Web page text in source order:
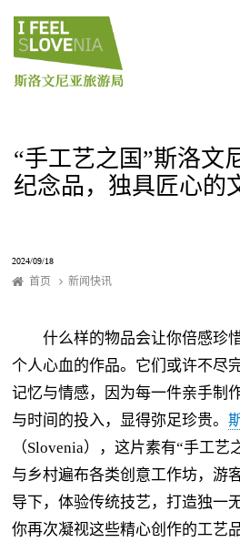
“手工艺之国”斯洛文
纪念品，独具匠心的
2024/09/18
首页 新闻快讯
什么样的物品会让你倍感珍惜
个人心血的作品。它们或许不尽
记忆与情感，因为每一件亲手制
与时间的投入，显得弥足珍贵。
（Slovenia），这片素有“手工
与乡村遍布各类创意工作坊，游
导下，体验传统技艺，打造独一
你再次凝视这些精心创作的工艺